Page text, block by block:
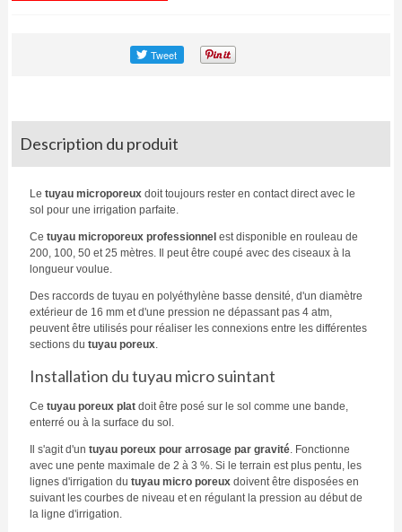
Description du produit
Letuyau microporeux doit toujours rester en contact direct avec le
sol pour une irrigation parfaite.
Cetuyau microporeux professionnel est disponible en rouleau de
200, 100, 50 et 25 mètres. Il peut être coupé avec des ciseaux à la
longueur voulue.
Des raccords de tuyau en polyéthylène basse densité, d'un diamètre
extérieur de 16 mm et d'une pression ne dépassant pas 4 atm,
peuvent être utilisés pour réaliser les connexions entre les différentes
sections dutuyau poreux.
Installation du tuyau micro suintant
Cetuyau poreux plat doit être posé sur le sol comme une bande,
enterré ou à la surface du sol.
Il s'agit d'untuyau poreux pour arrosage par gravité. Fonctionne
avec une pente maximale de 2 à 3 %. Si le terrain est plus pentu, les
lignes d'irrigation dutuyau micro poreux doivent être disposées en
suivant les courbes de niveau et en régulant la pression au début de
la ligne d'irrigation.